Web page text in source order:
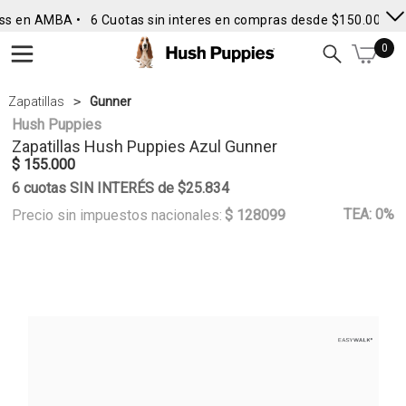
en AMBA • 6 Cuotas sin interes en compras desde $150.000 •
0
Zapatillas Gunner
Hush Puppies
Zapatillas Hush PuppiesAzul Gunner
$ 155.000
6 cuotas SIN INTERÉS de $25.834
Precio sin impuestos nacionales: $ 128099 TEA: 0%